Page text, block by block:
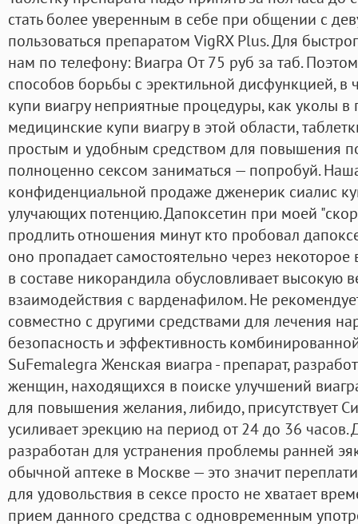
стать более уверенным в себе при общении с
пользоваться препаратом VigRX Plus. Для
нам по телефону: Виагра От 75 руб за таб.
способов борьбы с эректильной дисфункцией, в
купи виагру неприятные процедуры, как уколы
медицинские купи виагру в этой области,
простым и удобным средством для повышения
полноценно сексом заниматься — попробуй.
конфиденциальной продаже дженерик сиалис
улучающих потенцию. Дапоксетин при моей
продлить отношения минут кто пробовал
оно пропадает самостоятельно через
в составе никорандила обусловливает высокую
взаимодействия с варденафилом. Не
совместно с другими средствами для лечения
безопасность и эффективность
SuFemalegra Женская виагра - препарат,
женщин, находящихся в поиске улучшений
для повышения желания, либидо, присутствует
усиливает эрекцию на период от 24 до 36
разработан для устранения проблемы ранней
обычной аптеке в Москве — это значит
для удовольствия в сексе просто не хватает
прием данного средства с одновременным